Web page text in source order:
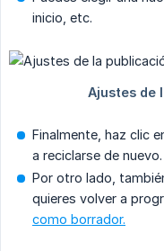
inicio, etc.
Finalmente, haz clic
a reciclarse de nuevo.
Por otro lado,
quieres volver a
como borrador.